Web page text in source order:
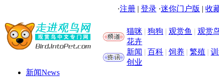
·注册 | 登录 ·迷你门户版 | 收
猫咪 | 狗狗 | 观赏鱼 | 观赏
花卉
新闻 | 百科 | 饲养 | 繁殖 |
创业
新闻News